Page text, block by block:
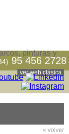
pinturas y
ver web clásica
95 456 2728
« volver